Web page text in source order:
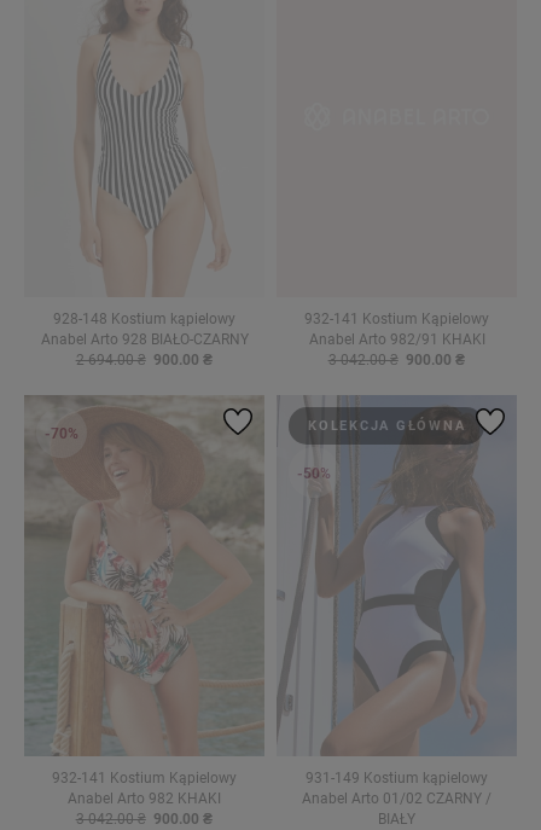
928-148 Kostium kąpielowy
Anabel Arto 928 BIAŁO-CZARNY
2 694.00 ₴ 900.00 ₴
932-141 Kostium Kąpielowy
Anabel Arto 982/91 KHAKI
3 042.00 ₴ 900.00 ₴
932-141 Kostium Kąpielowy
Anabel Arto 982 KHAKI
3 042.00 ₴ 900.00 ₴
-70%
931-149 Kostium kąpielowy
Anabel Arto 01/02 CZARNY /
BIAŁY
KOLEKCJA GŁÓWNA
-50%